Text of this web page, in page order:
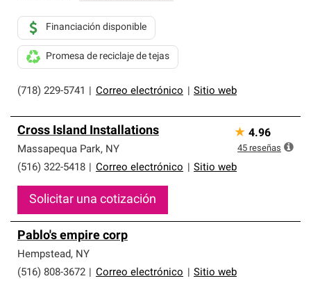
(718) 229-5741 Correo electrónico Sitio web
Financiación disponible
Promesa de reciclaje de tejas
Cross Island Installations
Massapequa Park, NY
(516) 322-5418
Correo electrónico Sitio web
Solicitar una cotización
★ 4.96
45 reseñas
Pablo's empire corp
Hempstead, NY
(516) 808-3672
Correo electrónico Sitio web